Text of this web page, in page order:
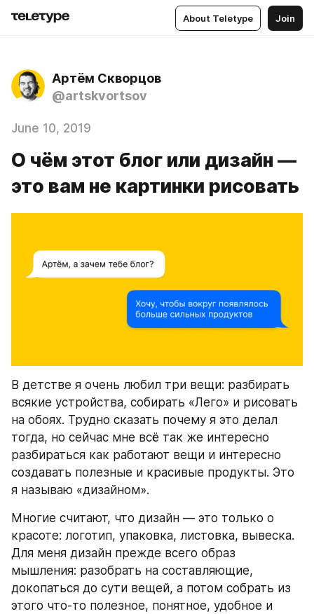
About Teletype Join
Артём Скворцов
@artskvortsov
June 10, 2019
О чём этот блог или дизайн —
это вам не картинки рисовать
В детстве я очень любил три вещи: разбирать
всякие устройства, собирать «Лего» и рисовать
на обоях. Трудно сказать почему я это делал
тогда, но сейчас мне всё так же интересно
разбираться как работают вещи и интересно
создавать полезные и красивые продукты. Это
я называю «дизайном».
Многие считают, что дизайн — это только о
красоте: логотип, упаковка, листовка, вывеска.
Для меня дизайн прежде всего образ
мышления: разобрать на составляющие,
докопаться до сути вещей, а потом собрать из
этого что-то полезное, понятное, удобное и